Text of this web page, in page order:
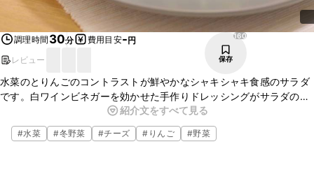
調理時間 30分 費用目安-円
レビュー
160
保存
水菜のとりんごのコントラストが鮮やかなシャキシャキ食感のサラダ
です。白ワインビネガーを効かせた手作りドレッシングがサラダの爽
やかさを引き立て、刻んだくるみと手作りチーズガレットが、食感に
アクセントをプラスしてくれます。ぜひお試しください。
紹介文をすべて見る
#水菜 #冬野菜 #チーズ # りんご #野菜